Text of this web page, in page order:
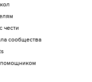
чести
сообщества
помощником